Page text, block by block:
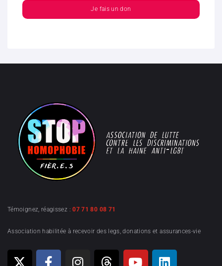
Je fais un don
Témoignez, réagissez :07 71 80 08 71
Association habilitée à recevoir des legs, donations et assurances-vie